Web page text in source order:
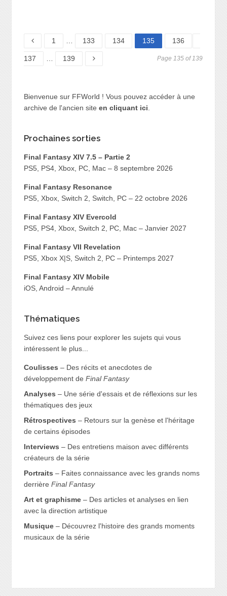
Page
1 Page
133 Page
134 Page
135 Page
136 Page
137 Page
139 Page 135 of 139
Bienvenue sur FFWorld ! Vous pouvez accéder à une
archive de l'ancien site en cliquant ici.
Prochaines sorties
Final Fantasy XIV 7.5 – Partie 2
PS5, PS4, Xbox, PC, Mac – 8 septembre 2026
Final Fantasy Resonance
PS5, Xbox, Switch 2, Switch, PC – 22 octobre 2026
Final Fantasy XIV Evercold
PS5, PS4, Xbox, Switch 2, PC, Mac – Janvier 2027
Final Fantasy VII Revelation
PS5, Xbox X|S, Switch 2, PC – Printemps 2027
Final Fantasy XIV Mobile
iOS, Android – Annulé
Thématiques
Suivez ces liens pour explorer les sujets qui vous
intéressent le plus...
Coulisses – Des récits et anecdotes de
développement de Final Fantasy
Analyses – Une série d'essais et de réflexions sur les
thématiques des jeux
Rétrospectives – Retours sur la genèse et l'héritage
de certains épisodes
Interviews – Des entretiens maison avec différents
créateurs de la série
Portraits – Faites connaissance avec les grands noms
derrière Final Fantasy
Art et graphisme– Des articles et analyses en lien
avec la direction artistique
Musique– Découvrez l'histoire des grands moments
musicaux de la série